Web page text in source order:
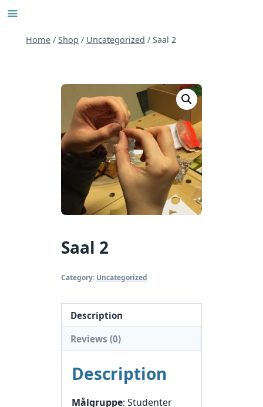
Skip
contentHome / Shop / Uncategorized / Saal 2
Saal 2
Category: Uncategorized
Description
Reviews (0)
Description
Målgruppe: Studenter